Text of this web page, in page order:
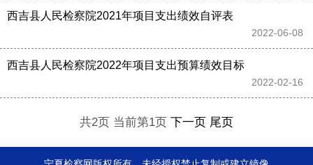
西吉县人民检察院2021年项目支出绩效自评表
2022-06-08
西吉县人民检察院2022年项目支出预算绩效目标
2022-02-16
共2页 当前第1页 下一页 尾页